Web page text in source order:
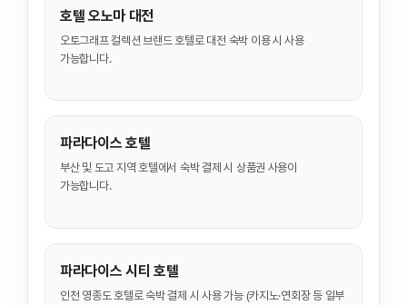
호텔 오노마 대전
오토그래프 컬렉션 브랜드 호텔로 대전 숙박 이용 시 사용
가능합니다.
파라다이스 호텔
부산 및 도고 지역 호텔에서 숙박 결제 시 상품권 사용이
가능합니다.
파라다이스 시티 호텔
인천 영종도 호텔로 숙박 결제 시 사용 가능 (카지노·연회장 등 일부